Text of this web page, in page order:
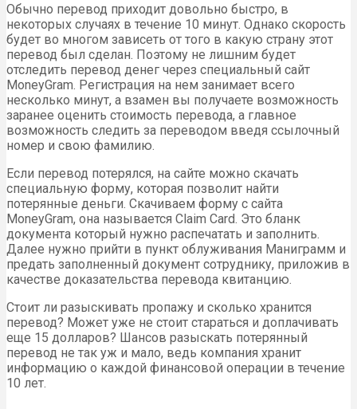
Обычно перевод приходит довольно быстро, в
некоторых случаях в течение 10 минут. Однако скорость
будет во многом зависеть от того в какую страну этот
перевод был сделан. Поэтому не лишним будет
отследить перевод денег через специальный сайт
MoneyGram. Регистрация на нем занимает всего
несколько минут, а взамен вы получаете возможность
заранее оценить стоимость перевода, а главное
возможность следить за переводом введя ссылочный
номер и свою фамилию.
Если перевод потерялся, на сайте можно скачать
специальную форму, которая позволит найти
потерянные деньги. Скачиваем форму с сайта
MoneyGram, она называется Claim Card. Это бланк
документа который нужно распечатать и заполнить.
Далее нужно прийти в пункт облуживания Маниграмм и
предать заполненный документ сотруднику, приложив в
качестве доказательства перевода квитанцию.
Стоит ли разыскивать пропажу и сколько хранится
перевод? Может уже не стоит стараться и доплачивать
еще 15 долларов? Шансов разыскать потерянный
перевод не так уж и мало, ведь компания хранит
информацию о каждой финансовой операции в течение
10 лет.